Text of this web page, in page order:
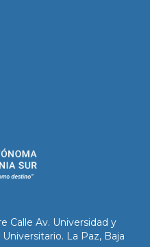
Calle Av. Universidad y
La Paz, Baja